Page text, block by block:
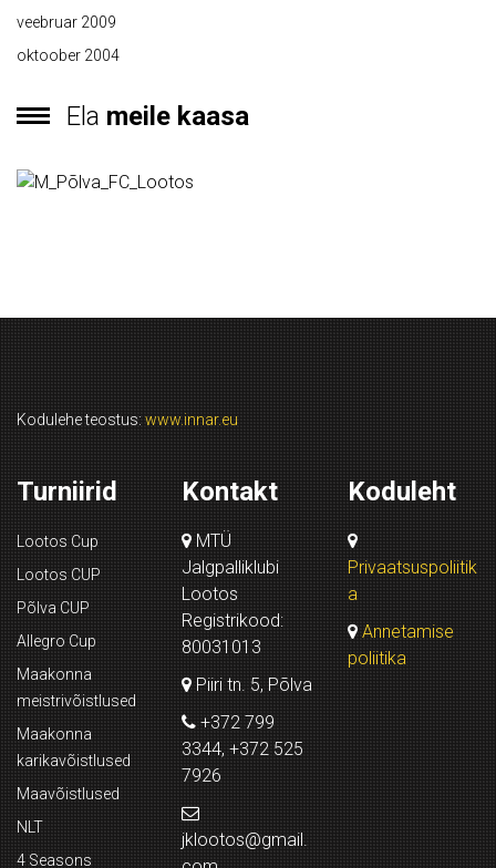
veebruar 2009
oktoober 2004
Ela meile kaasa
Kodulehe teostus: www.innar.eu
Turniirid
Lootos Cup
Lootos CUP
Põlva CUP
Allegro Cup
Maakonna
meistrivõistlused
Maakonna
karikavõistlused
Maavõistlused
NLT
4 Seasons
Kontakt
MTÜ
Jalgpalliklubi
Lootos
Registrikood:
80031013
Piiri tn. 5, Põlva
+372 799
3344, +372 525
7926
jklootos@gmail.
Koduleht
Privaatsuspoliitik
a
Annetamise
poliitika